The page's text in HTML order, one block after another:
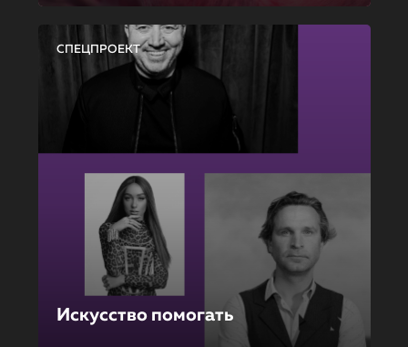
СПЕЦПРОЕКТ
Искусство помогать